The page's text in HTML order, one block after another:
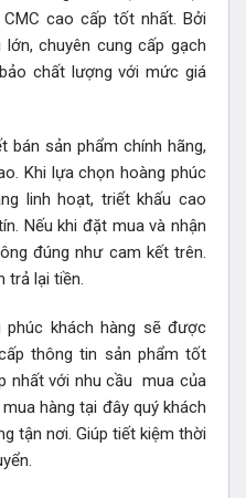
cao cấp tốt nhất. Bởi
chuyên cung cấp gạch
chất lượng với mức giá
bán sản phẩm chính hãng,
Khi lựa chọn hoàng phúc
linh hoạt, triết khấu cao
Nếu khi đặt mua và nhận
đúng như cam kết trên.
trả lại tiền.
phúc khách hàng sẽ được
thông tin sản phẩm tốt
nhất với nhu cầu mua của
hàng tại đây quý khách
tận nơi. Giúp tiết kiệm thời